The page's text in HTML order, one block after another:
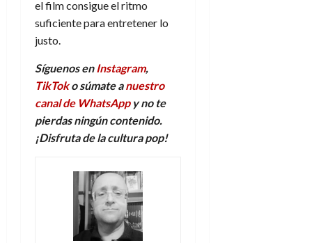
el film consigue el ritmo
suficiente para entretener lo
justo.
Síguenos enInstagram,
TikToko súmate anuestro
canal de WhatsAppy no te
pierdas ningún contenido.
¡Disfruta de la cultura pop!